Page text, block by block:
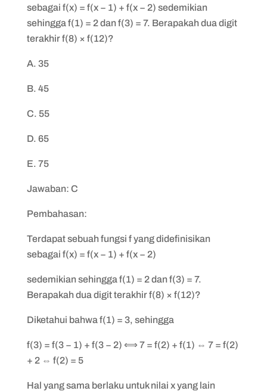
sebagai f(x) = f(x − 1) + f(x − 2) sedemikian
sehingga f(1) = 2 dan f(3) = 7. Berapakah dua digit
terakhir f(8) × f(12)?
A. 35
B. 45
C. 55
D. 65
E. 75
Jawaban: C
Pembahasan:
Terdapat sebuah fungsi f yang didefinisikan
sebagai f(x) = f(x − 1) + f(x − 2)
sedemikian sehingga f(1) = 2 dan f(3) = 7.
Berapakah dua digit terakhir f(8) × f(12)?
Diketahui bahwa f(1) = 3, sehingga
f(3) = f(3 − 1) + f(3 − 2) ⟺ 7 = f(2) + f(1) ⇔ 7 = f(2)
+ 2 ⇔ f(2) = 5
Hal yang sama berlaku untuk nilai x yang lain